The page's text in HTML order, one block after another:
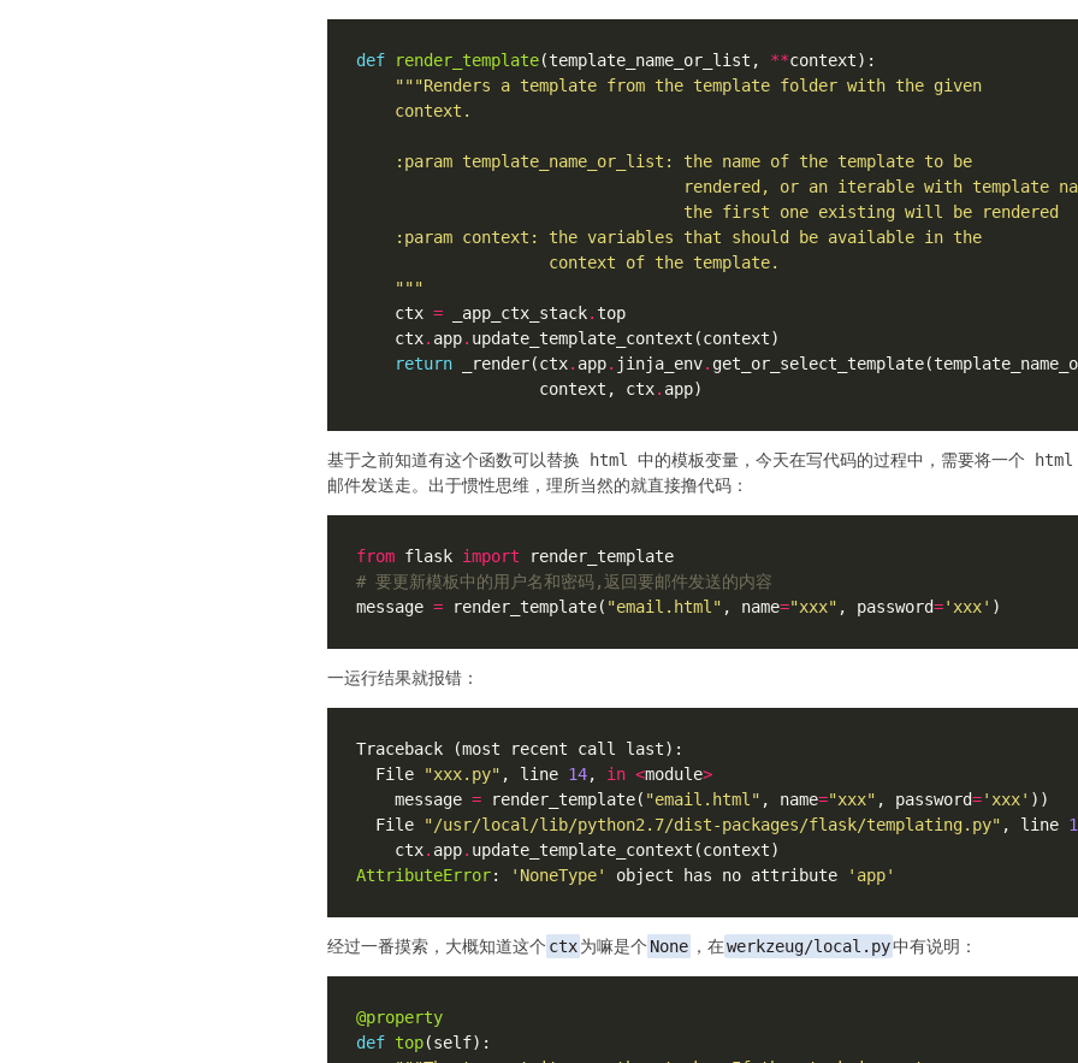
def render_template(template_name_or_list, **
    """
    ctx
= _app_ctx_stack.
    ctx
. app.
return _render(ctx. app. jinja_env.
                   context, ctx
.
基于之前知道有这个函数可以替换 html 中的模板变量，今天在写代码的过程中，需要将一个 html
邮件发送走。出于惯性思维，理所当然的就直接撸代码：
from flask import
# 要更新模板中的用户名和密码,返回要邮件发送的内容
message = render_template( "email.html" , name="xxx" , password='xxx'
一运行结果就报错：
  File
"xxx.py" , line 14, in <module>
    message
= render_template( "email.html" , name="xxx" , password='xxx'
  File
"/usr/local/lib/python2.7/dist-packages/flask/templating.py" , line
    ctx
. app.
AttributeError: 'NoneType' object has no attribute 'app'
经过一番摸索，大概知道这个 ctx为嘛是个 None ，在werkzeug/local.py中有说明：
@property
def top